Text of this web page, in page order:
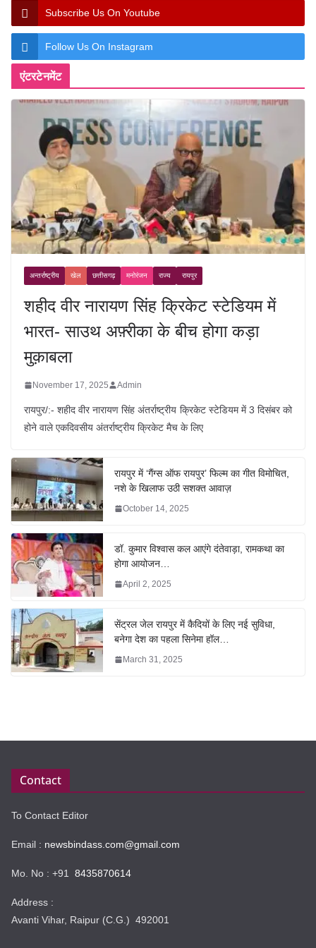
Subscribe Us On Youtube
Follow Us On Instagram
एंटरटेनमेंट
अन्तर्राष्ट्रीय खेल छत्तीसगढ़ मनोरंजन राज्य रायपुर
शहीद वीर नारायण सिंह क्रिकेट स्टेडियम में
भारत- साउथ अफ़्रीका के बीच होगा कड़ा
मुक़ाबला
November 17, 2025 Admin
रायपुर/:- शहीद वीर नारायण सिंह अंतर्राष्ट्रीय क्रिकेट स्टेडियम में 3 दिसंबर को
होने वाले एकदिवसीय अंतर्राष्ट्रीय क्रिकेट मैच के लिए
रायपुर में ‘गैंग्स ऑफ रायपुर’ फिल्म का गीत विमोचित,
नशे के खिलाफ उठी सशक्त आवाज़
October 14, 2025
डॉ. कुमार विश्वास कल आएंगे दंतेवाड़ा, रामकथा का
होगा आयोजन…
April 2, 2025
सेंट्रल जेल रायपुर में कैदियों के लिए नई सुविधा,
बनेगा देश का पहला सिनेमा हॉल…
March 31, 2025
Contact
To Contact Editor
Email : newsbindass.com@gmail.com
Mo. No : +91 8435870614
Address :
Avanti Vihar, Raipur (C.G.) 492001